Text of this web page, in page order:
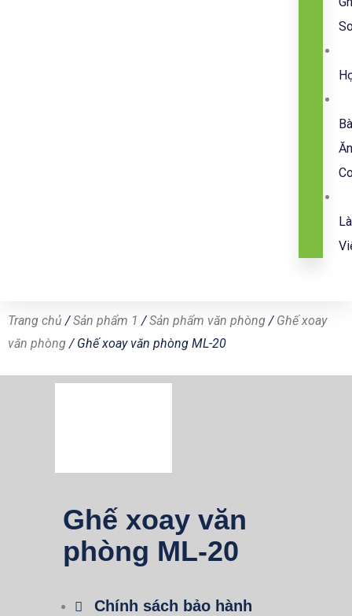
Trang chủ /Sản phẩm 1 /Sản phẩm văn phòng/ Ghế xoay
văn phòng/ Ghế xoay văn phòng ML-20
Ghế xoay văn
phòng ML-20
Chính sách bảo hành